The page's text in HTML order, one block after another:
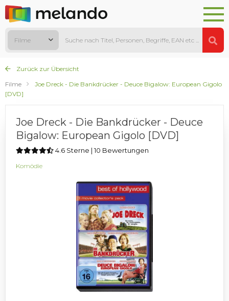
Filme
Zurück zur Übersicht
Filme
Joe Dreck - Die Bankdrücker - Deuce Bigalow: European Gigolo
[DVD]
Joe Dreck - Die Bankdrücker - Deuce
Bigalow: European Gigolo [DVD]
4.6 Sterne | 10 Bewertungen
Komödie